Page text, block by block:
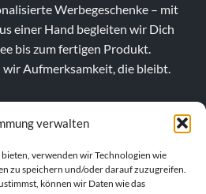
verwalten
verwenden wir Technologien wie
zu speichern und/oder darauf zuzugreifen.
können wir Daten wie das
Werbegeschenke – mit
einer Hand begleiten wir Dich
bis zum fertigen Produkt.
wir Aufmerksamkeit, die bleibt.